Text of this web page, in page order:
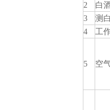
2
白
3
测
4
工
5 空